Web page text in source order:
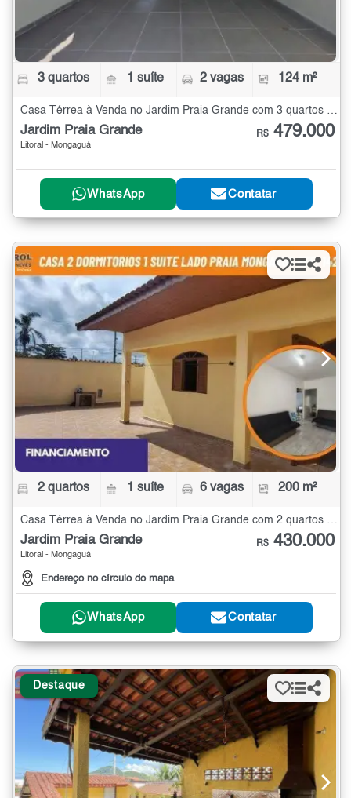
3 quartos 1 suíte 2 vagas 124 m²
Casa Térrea à Venda no Jardim Praia Grande com 3 quartos - 124 m²
Jardim Praia Grande
Litoral - Mongaguá
R$ 479.000
WhatsApp Contatar
2 quartos 1 suíte 6 vagas 200 m²
Casa Térrea à Venda no Jardim Praia Grande com 2 quartos - 200 m²
Jardim Praia Grande
Litoral - Mongaguá
Endereço no círculo do mapa
R$ 430.000
WhatsApp Contatar
Destaque